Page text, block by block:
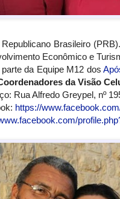
Republicano Brasileiro
Econômico e
da Equipe M12 dos
da Visão
Rua Alfredo Greypel, nº
https://